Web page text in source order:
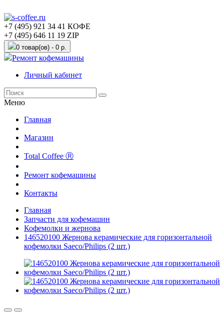
+7 (495) 921 34 41 КОФЕ
+7 (495) 646 11 19 ZIP
0 товар(ов) - 0 р.
Ремонт кофемашины
Личный кабинет
Меню
Главная
Магазин
Total Coffee Ⓡ
Ремонт кофемашины
Контакты
Главная
Запчасти для кофемашин
Кофемолки и жернова
146520100 Жернова керамические для горизонтальной
кофемолки Saeco/Philips (2 шт.)